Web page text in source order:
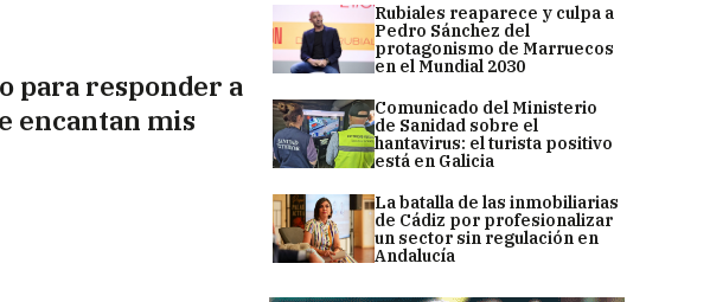
para responder a
encantan mis
Rubiales reaparece y culpa a
Pedro Sánchez del
protagonismo de Marruecos
en el Mundial 2030
Comunicado del Ministerio
de Sanidad sobre el
hantavirus: el turista positivo
está en Galicia
La batalla de las inmobiliarias
de Cádiz por profesionalizar
un sector sin regulación en
Andalucía